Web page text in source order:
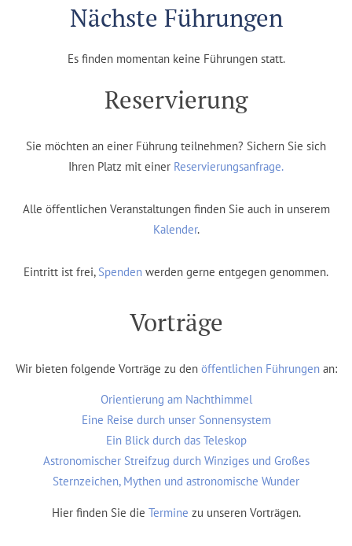
Nächste Führungen
Es finden momentan keine Führungen statt.
Reservierung
Sie möchten an einer Führung teilnehmen? Sichern Sie sich
Ihren Platz mit einer Reservierungsanfrage.
Alle öffentlichen Veranstaltungen finden Sie auch in unserem
Kalender.
Eintritt ist frei, Spenden werden gerne entgegen genommen.
Vorträge
Wir bieten folgende Vorträge zu den öffentlichen Führungenan:
Orientierung am Nachthimmel
Eine Reise durch unser Sonnensystem
Ein Blick durch das Teleskop
Astronomischer Streifzug durch Winziges und Großes
Sternzeichen, Mythen und astronomische Wunder
Hier finden Sie die Termine zu unseren Vorträgen.